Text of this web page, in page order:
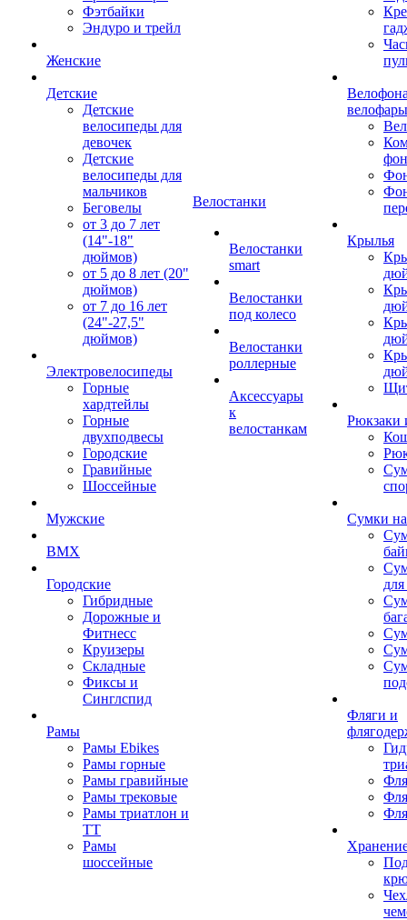
Фэтбайки
Эндуро и трейл
Женские
Детские
Детские
велосипеды для
девочек
Детские
велосипеды для
мальчиков
Беговелы
от 3 до 7 лет
(14"-18"
дюймов)
от 5 до 8 лет (20"
дюймов)
от 7 до 16 лет
(24"-27,5"
дюймов)
Электровелосипеды
Горные
хардтейлы
Горные
двухподвесы
Городские
Гравийные
Шоссейные
Мужские
BMX
Городские
Гибридные
Дорожные и
Фитнесс
Круизеры
Складные
Фиксы и
Синглспид
Рамы
Рамы Ebikes
Рамы горные
Рамы гравийные
Рамы трековые
Рамы триатлон и
ТТ
Рамы
шоссейные
Велостанки
Велостанки
smart
Велостанки
под колесо
Велостанки
роллерные
Аксессуары
к
велостанкам
велофары
Крылья
Рюкзаки
Сумки
Фляги и